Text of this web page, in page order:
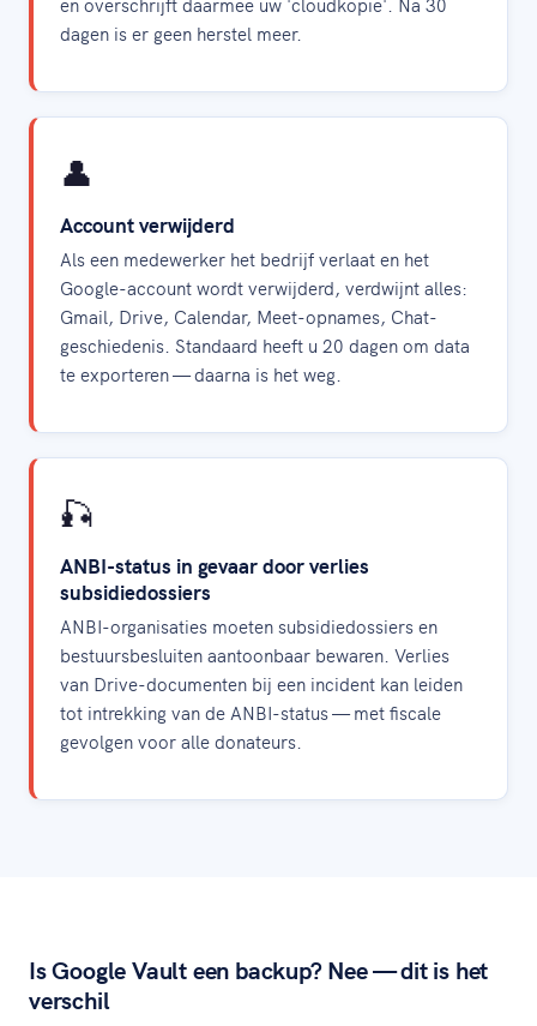
dagen is er geen herstel meer.
👤
Account verwijderd
Als een medewerker het bedrijf verlaat en het
Google-account wordt verwijderd, verdwijnt alles:
Gmail, Drive, Calendar, Meet-opnames, Chat-
geschiedenis. Standaard heeft u 20 dagen om data
te exporteren — daarna is het weg.
🎣
ANBI-status in gevaar door verlies
subsidiedossiers
ANBI-organisaties moeten subsidiedossiers en
bestuursbesluiten aantoonbaar bewaren. Verlies
van Drive-documenten bij een incident kan leiden
tot intrekking van de ANBI-status — met fiscale
gevolgen voor alle donateurs.
Is Google Vault een backup? Nee — dit is het
verschil